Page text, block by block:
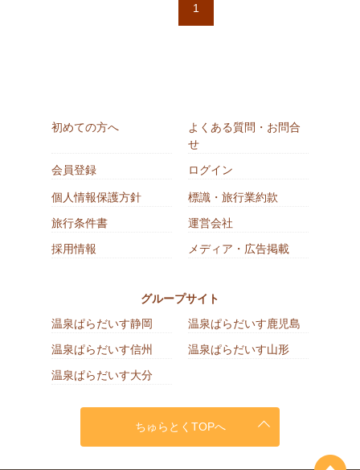
1
初めての方へ
よくある質問・お問合
せ
会員登録
ログイン
個人情報保護方針
標識・旅行業約款
旅行条件書
運営会社
採用情報
メディア・広告掲載
グループサイト
温泉ぱらだいす静岡
温泉ぱらだいす鹿児島
温泉ぱらだいす信州
温泉ぱらだいす山形
温泉ぱらだいす大分
ちゅらとくTOPへ